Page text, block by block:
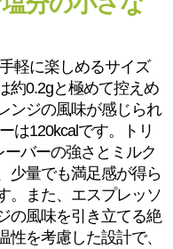
軽に楽しめるサイズ
約0.2gと極めて控えめ
ンジの風味が感じられ
は120kcalです。トリ
バーの強さとミルク
少量でも満足感が得ら
。また、エスプレッソ
の風味を引き立てる絶
を考慮した設計で、